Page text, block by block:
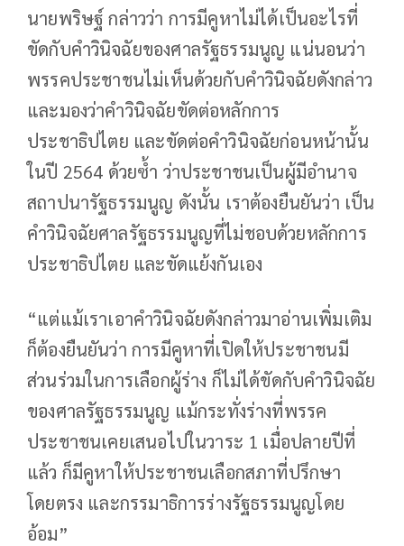
นายพริษฐ์ กล่าวว่า การมีคูหาไม่ได้เป็นอะไรที่
ขัดกับคำวินิจฉัยของศาลรัฐธรรมนูญ แน่นอนว่า
พรรคประชาชนไม่เห็นด้วยกับคำวินิจฉัยดังกล่าว
และมองว่าคำวินิจฉัยขัดต่อหลักการ
ประชาธิปไตย และขัดต่อคำวินิจฉัยก่อนหน้านั้น
ในปี 2564 ด้วยซ้ำ ว่าประชาชนเป็นผู้มีอำนาจ
สถาปนารัฐธรรมนูญ ดังนั้น เราต้องยืนยันว่า เป็น
คำวินิจฉัยศาลรัฐธรรมนูญที่ไม่ชอบด้วยหลักการ
ประชาธิปไตย และขัดแย้งกันเอง
“แต่แม้เราเอาคำวินิจฉัยดังกล่าวมาอ่านเพิ่มเติม
ก็ต้องยืนยันว่า การมีคูหาที่เปิดให้ประชาชนมี
ส่วนร่วมในการเลือกผู้ร่าง ก็ไม่ได้ขัดกับคำวินิจฉัย
ของศาลรัฐธรรมนูญ แม้กระทั่งร่างที่พรรค
ประชาชนเคยเสนอไปในวาระ 1 เมื่อปลายปีที่
แล้ว ก็มีคูหาให้ประชาชนเลือกสภาที่ปรึกษา
โดยตรง และกรรมาธิการร่างรัฐธรรมนูญโดย
อ้อม”